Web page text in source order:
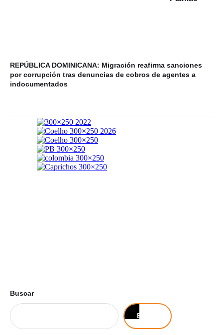
REPÚBLICA DOMINICANA: Migración reafirma sanciones
por corrupción tras denuncias de cobros de agentes a
indocumentados
Buscar
Buscar